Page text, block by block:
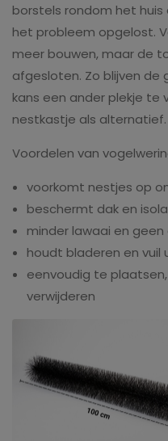
borstels rondom het huis
het probleem opgelost.
meer bouwen, maar de
afgesloten. Zo blijven de
kans een ander plekje te
nestkastje als alternatief.
Voordelen van
voorkomt nestjes op
beschermt dak en
minder lawaai en
houdt bladeren en vuil
eenvoudig te
verwijderen